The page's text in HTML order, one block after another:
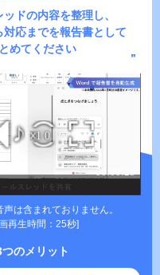
ドの内容を整理し、
対応までを報告書として
めてください
は含まれておりません。
再生時間：25秒]
つのメリット